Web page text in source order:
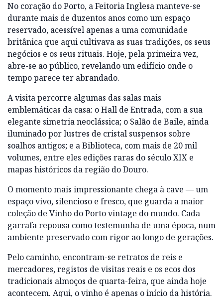
No coração do Porto, a Feitoria Inglesa manteve-se
durante mais de duzentos anos como um espaço
reservado, acessível apenas a uma comunidade
britânica que aqui cultivava as suas tradições, os seus
negócios e os seus rituais. Hoje, pela primeira vez,
abre-se ao público, revelando um edifício onde o
tempo parece ter abrandado.
A visita percorre algumas das salas mais
emblemáticas da casa: o Hall de Entrada, com a sua
elegante simetria neoclássica; o Salão de Baile, ainda
iluminado por lustres de cristal suspensos sobre
soalhos antigos; e a Biblioteca, com mais de 20 mil
volumes, entre eles edições raras do século XIX e
mapas históricos da região do Douro.
O momento mais impressionante chega à cave — um
espaço vivo, silencioso e fresco, que guarda a maior
coleção de Vinho do Porto vintage do mundo. Cada
garrafa repousa como testemunha de uma época, num
ambiente preservado com rigor ao longo de gerações.
Pelo caminho, encontram-se retratos de reis e
mercadores, registos de visitas reais e os ecos dos
tradicionais almoços de quarta-feira, que ainda hoje
acontecem. Aqui, o vinho é apenas o início da história.